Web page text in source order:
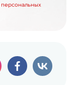
персональных